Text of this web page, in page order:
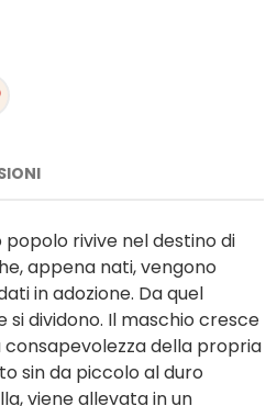
popolo rivive nel destino di
appena nati, vengono
in adozione. Da quel
dividono. Il maschio cresce
consapevolezza della propria
sin da piccolo al duro
viene allevata in un